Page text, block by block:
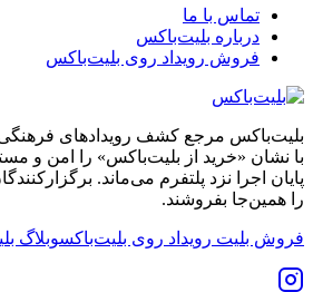
تماس با ما
درباره بلیت‌باکس
فروش رویداد روی بلیت‌باکس
بلیت‌باکس مرجع کشف رویدادهای فرهنگی
با نشان «خرید از بلیت‌باکس» را امن و
پایان اجرا نزد پلتفرم می‌ماند.
را همین‌جا بفروشند.
فروش بلیت رویداد روی بلیت‌باکسوبلاگ